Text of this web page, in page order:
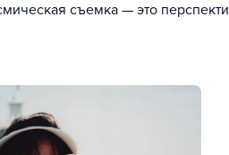
съемка — это